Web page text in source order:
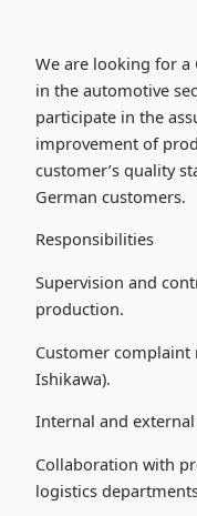
We are looking for a
in the automotive
participate in the
improvement of
customer’s quality
German customers.
Responsibilities
Supervision and
production.
Customer complaint
Ishikawa).
Internal and
Collaboration with
logistics